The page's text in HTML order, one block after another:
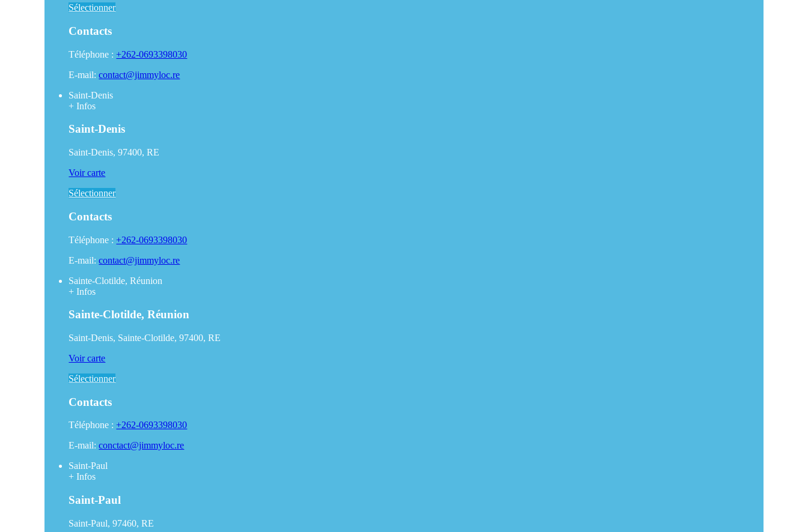
Sélectionner
Contacts
Téléphone :+262-0693398030
E-mail:contact@jimmyloc.re
Saint-Denis
+ Infos
Saint-Denis
Saint-Denis, 97400, RE
Voir carte
Sélectionner
Contacts
Téléphone :+262-0693398030
E-mail:contact@jimmyloc.re
Sainte-Clotilde, Réunion
+ Infos
Sainte-Clotilde, Réunion
Saint-Denis, Sainte-Clotilde, 97400, RE
Voir carte
Sélectionner
Contacts
Téléphone :+262-0693398030
E-mail:conctact@jimmyloc.re
Saint-Paul
+ Infos
Saint-Paul
Saint-Paul, 97460, RE